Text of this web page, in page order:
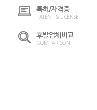
특허/자격증
PATENT & LICENSE
후발업체비교
COMPARISON